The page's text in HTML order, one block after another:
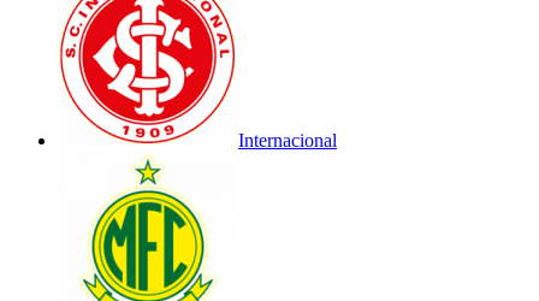
Internacional